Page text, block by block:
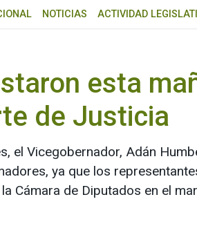
NOTICIAS ACTIVIDAD
esta
de Justicia
el Vicegobernador, Adán
ya que los
Cámara de Diputados en el